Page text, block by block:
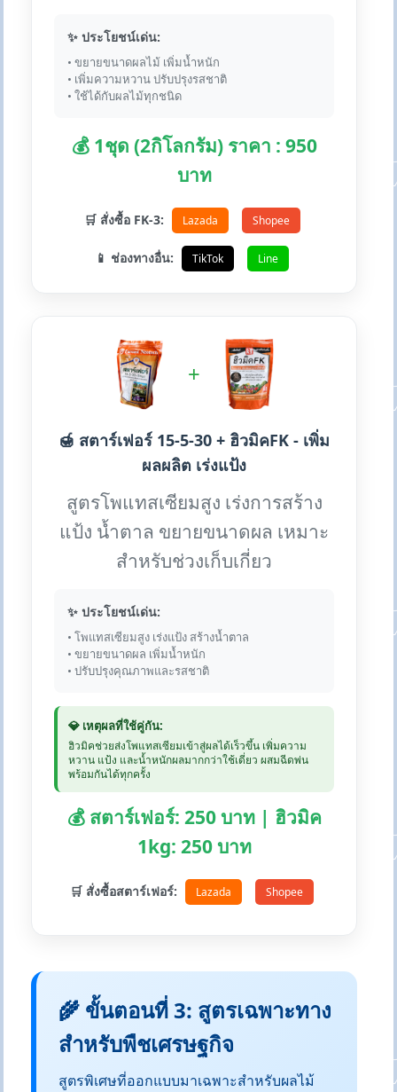
✨ ประโยชน์เด่น:
• ขยายขนาดผลไม้ เพิ่มน้ำหนัก
• เพิ่มความหวาน ปรับปรุงรสชาติ
• ใช้ได้กับผลไม้ทุกชนิด
💰 1ชุด (2กิโลกรัม) ราคา : 950
บาท
🛒 สั่งซื้อ FK-3: Lazada Shopee
📱 ช่องทางอื่น: TikTok Line
+
🍯 สตาร์เฟอร์ 15-5-30 + ฮิวมิคFK - เพิ่ม
ผลผลิต เร่งแป้ง
สูตรโพแทสเซียมสูง เร่งการสร้าง
แป้ง น้ำตาล ขยายขนาดผล เหมาะ
สำหรับช่วงเก็บเกี่ยว
✨ ประโยชน์เด่น:
• โพแทสเซียมสูง เร่งแป้ง สร้างน้ำตาล
• ขยายขนาดผล เพิ่มน้ำหนัก
• ปรับปรุงคุณภาพและรสชาติ
💎 เหตุผลที่ใช้คู่กัน:
ฮิวมิคช่วยส่งโพแทสเซียมเข้าสู่ผลได้เร็วขึ้น เพิ่มความ
หวาน แป้ง และน้ำหนักผลมากกว่าใช้เดี่ยว ผสมฉีดพ่น
พร้อมกันได้ทุกครั้ง
💰 สตาร์เฟอร์: 250 บาท | ฮิวมิค
1kg: 250 บาท
🛒 สั่งซื้อสตาร์เฟอร์: Lazada Shopee
🌾 ขั้นตอนที่ 3: สูตรเฉพาะทาง
สำหรับพืชเศรษฐกิจ
สูตรพิเศษที่ออกแบบมาเฉพาะสำหรับผลไม้